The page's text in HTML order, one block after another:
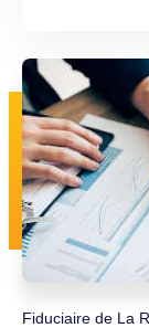
Fiduciaire de La